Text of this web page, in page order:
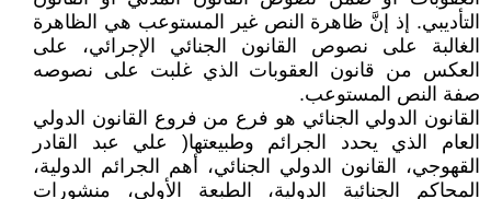
التأديبي. إذ إنَّ ظاهرة النص غير المستوعب هي الظاهرة
الغالبة على نصوص القانون الجنائي الإجرائي، على
العكس من قانون العقوبات الذي غلبت على نصوصه
صفة النص المستوعب.
القانون الدولي الجنائي هو فرع من فروع القانون الدولي
العام الذي يحدد الجرائم وطبيعتها( علي عبد القادر
القهوجي، القانون الدولي الجنائي، أهم الجرائم الدولية،
المحاكم الجنائية الدولية، الطبعة الأولى، منشورات